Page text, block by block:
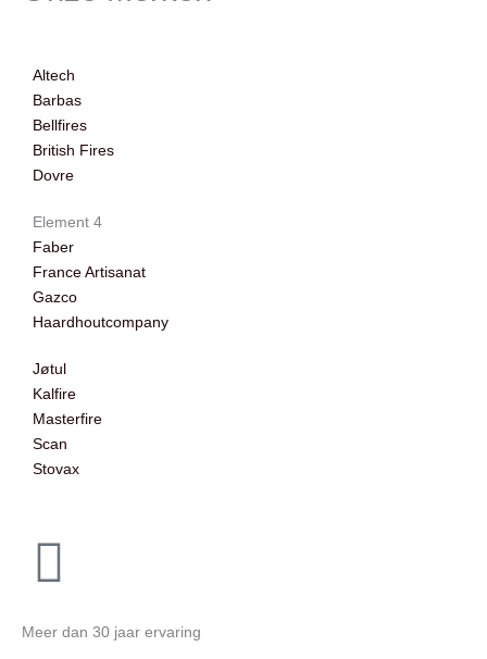
Altech
Barbas
Bellfires
British Fires
Dovre
Element 4
Faber
France Artisanat
Gazco
Haardhoutcompany
Jøtul
Kalfire
Masterfire
Scan
Stovax
Meer dan 30 jaar ervaring